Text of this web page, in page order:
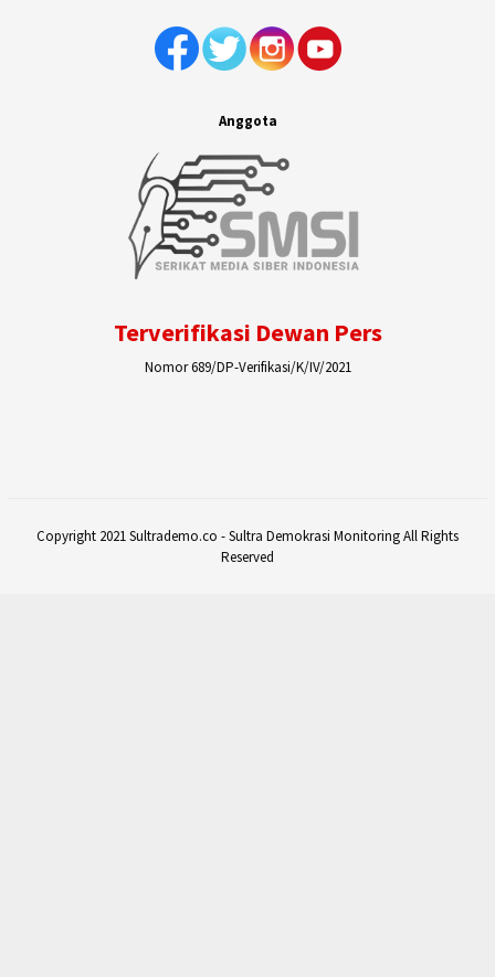
Anggota
Terverifikasi Dewan Pers
Nomor 689/DP-Verifikasi/K/IV/2021
Copyright 2021 Sultrademo.co - Sultra Demokrasi Monitoring All Rights
Reserved